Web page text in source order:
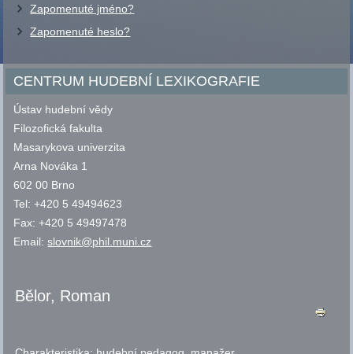
Zapomenuté jméno?
Zapomenuté heslo?
CENTRUM HUDEBNÍ LEXIKOGRAFIE
Ústav hudební vědy
Filozofická fakulta
Masarykova univerzita
Arna Nováka 1
602 00 Brno
Tel: +420 5 49494623
Fax: +420 5 49497478
Email:slovnik@phil.muni.cz
Bělor, Roman